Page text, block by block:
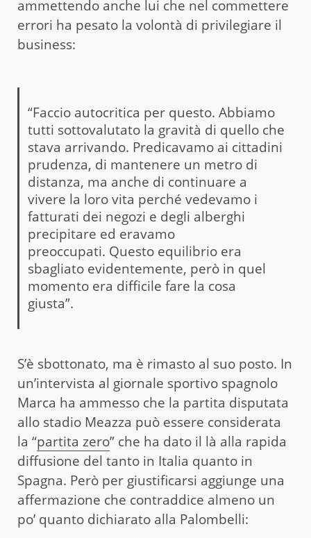
ammettendo anche lui che nel commettere
errori ha pesato la volontà di privilegiare il
business:
“Faccio autocritica per questo. Abbiamo
tutti sottovalutato la gravità di quello che
stava arrivando. Predicavamo ai cittadini
prudenza, di mantenere un metro di
distanza, ma anche di continuare a
vivere la loro vita perché vedevamo i
fatturati dei negozi e degli alberghi
precipitare ed eravamo
preoccupati. Questo equilibrio era
sbagliato evidentemente, però in quel
momento era difficile fare la cosa
giusta”.
S’è sbottonato, ma è rimasto al suo posto. In
un’intervista al giornale sportivo spagnolo
Marca ha ammesso che la partita disputata
allo stadio Meazza può essere considerata
la “partita zero” che ha dato il là alla rapida
diffusione del tanto in Italia quanto in
Spagna. Però per giustificarsi aggiunge una
affermazione che contraddice almeno un
po’ quanto dichiarato alla Palombelli: